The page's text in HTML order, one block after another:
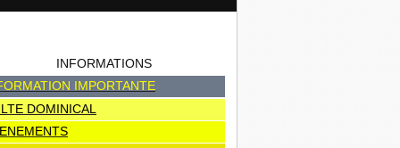
INFORMATIONS
IMPORTANTE
DOMINICAL